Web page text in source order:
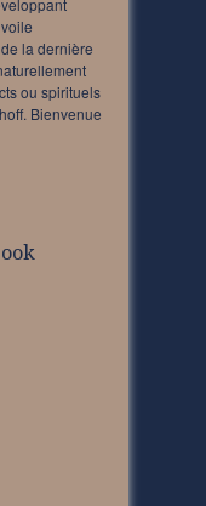
la dernière
ou spirituels
Bienvenue